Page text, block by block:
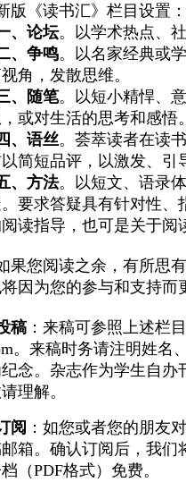
版《读书汇》栏目设置：
、论坛。以学术热点、
、争鸣。以名家经典或
角，发散思维。
、随笔。以短小精悍、
或对生活的思考和感悟
、语丝。荟萃读者在读
简短品评，以激发、引
、方法。以短文、语录
要求答疑具有针对性、
读指导，也可是关于阅
果您阅读之余，有所思
因为您的参与和支持而
稿：来稿可参照上述栏
。来稿时务请注明姓名
念。杂志作为学生自办
理解。
阅 ：如您或者您的朋友
箱。确认订阅后，我们
（PDF格式）免费。